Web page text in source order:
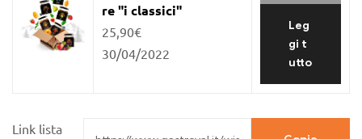
re "i classici"
25,90€
30/04/2022
Leg
gi t
utto
Link lista